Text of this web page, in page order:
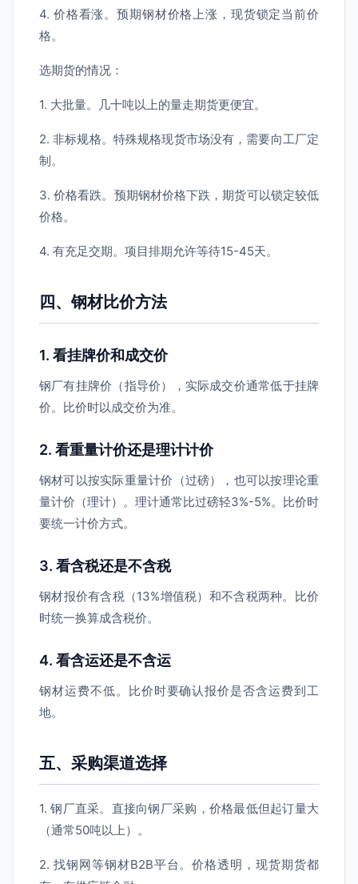
4. 价格看涨。预期钢材价格上涨，现货锁定当前价
格。
选期货的情况：
1. 大批量。几十吨以上的量走期货更便宜。
2. 非标规格。特殊规格现货市场没有，需要向工厂定
制。
3. 价格看跌。预期钢材价格下跌，期货可以锁定较低
价格。
4. 有充足交期。项目排期允许等待15-45天。
四、钢材比价方法
1. 看挂牌价和成交价
钢厂有挂牌价（指导价），实际成交价通常低于挂牌
价。比价时以成交价为准。
2. 看重量计价还是理计计价
钢材可以按实际重量计价（过磅），也可以按理论重
量计价（理计）。理计通常比过磅轻3%-5%。比价时
要统一计价方式。
3. 看含税还是不含税
钢材报价有含税（13%增值税）和不含税两种。比价
时统一换算成含税价。
4. 看含运还是不含运
钢材运费不低。比价时要确认报价是否含运费到工
地。
五、采购渠道选择
1. 钢厂直采。直接向钢厂采购，价格最低但起订量大
（通常50吨以上）。
2. 找钢网等钢材B2B平台。价格透明，现货期货都